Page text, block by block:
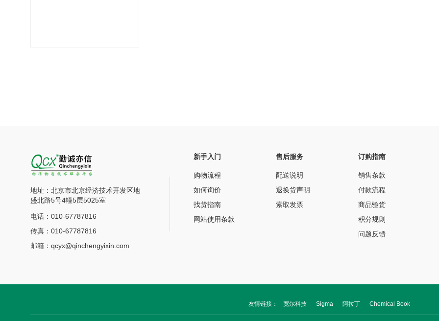
地址：北京市北京经济技术开发区地
盛北路5号4幢5层5025室
电话：010-67787816
传真：010-67787816
邮箱：qcyx@qinchengyixin.com
新手入门
购物流程
如何询价
找货指南
网站使用条款
售后服务
配送说明
退换货声明
索取发票
订购指南
销售条款
付款流程
商品验货
积分规则
问题反馈
友情链接： 宽尔科技 Sigma 阿拉丁 Chemical Book